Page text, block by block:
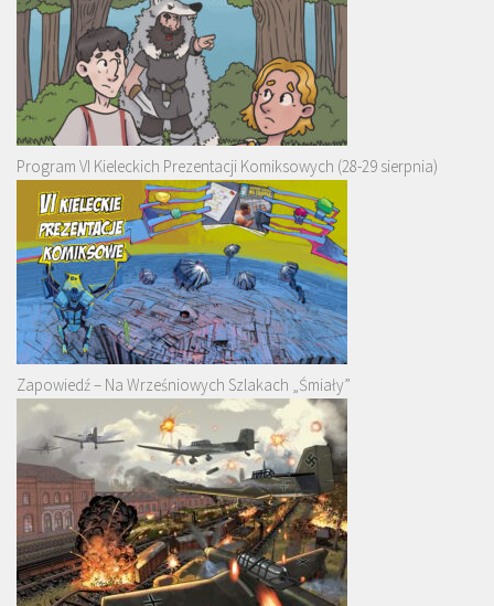
Program VI Kieleckich Prezentacji Komiksowych (28-29 sierpnia)
Zapowiedź – Na Wrześniowych Szlakach „Śmiały”